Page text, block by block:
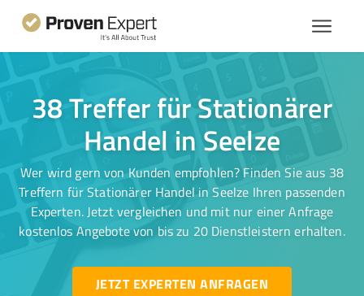
38 Treffer für Stationärer
Handel in Seelze
Wer wird gern von Kunden empfohlen? Finden Sie aus 38
Treffern für Stationärer Handel in Seelze Ihren passenden
Experten. Jetzt vergleichen und mit nur einer Anfrage
kostenlos Angebote von bis zu 20 Dienstleistern erhalten.
JETZT EXPERTEN ANFRAGEN